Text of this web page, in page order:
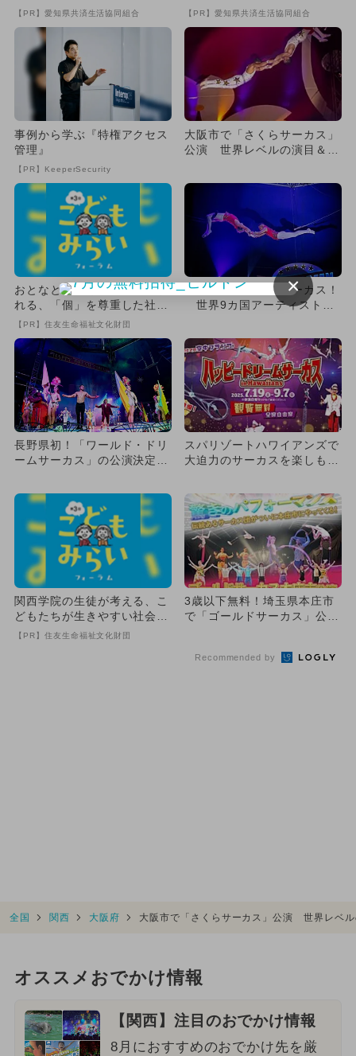
【PR】愛知県共済生活協同組合 【PR】愛知県共済生活協同組合
事例から学ぶ『特権アクセス
管理』
【PR】KeeperSecurity
大阪市で「さくらサーカス」
公演 世界レベルの演目＆無
おとなとこどもの対話で生ま
れる、「個」を尊重した社会
づくり
【PR】住友生命福祉文化財団
東北初開催の本格サーカス！
世界9カ国アーティストに
長野県初！「ワールド・ドリ
ームサーカス」の公演決定！
験
スパリゾートハワイアンズで
大迫力のサーカスを楽しも
開催
関西学院の生徒が考える、こ
どもたちが生きやすい社会と
は
【PR】住友生命福祉文化財団
3歳以下無料！埼玉県本庄市
で「ゴールドサーカス」公
Recommended by
全国 関西 大阪府 大阪市で「さくらサーカス」公演 世界レベ
オススメおでかけ情報
【関西】注目のおでかけ情報
8月におすすめのおでかけ先を厳
×